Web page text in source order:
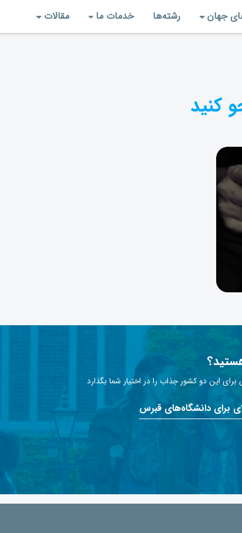
جهان رشته‌‌ها خدمات ما مقالات
کنید
این دو کشور جذاب را در اختیار شما بگذارد
برای دانشگاه‌های قبرس